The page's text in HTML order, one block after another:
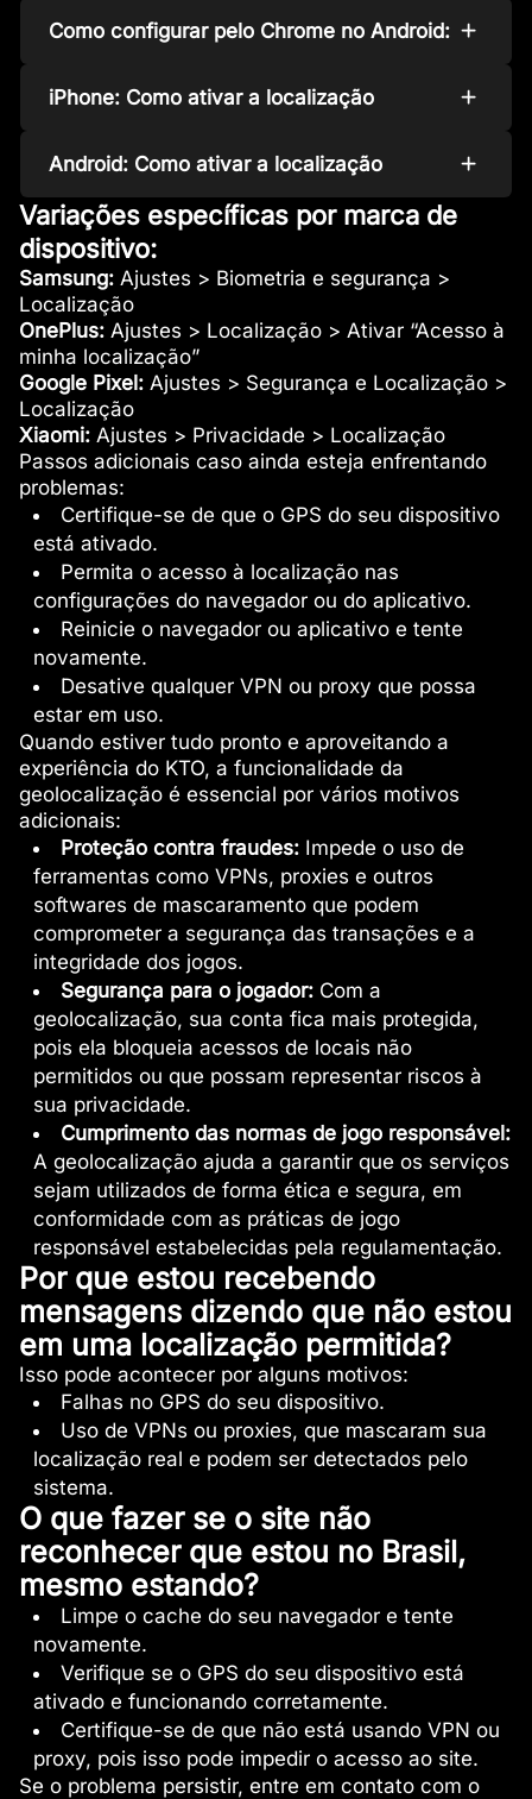
Como configurar pelo Chrome no Android:
iPhone: Como ativar a localização
Android: Como ativar a localização
Variações específicas por marca de
dispositivo:
Samsung:Ajustes > Biometria e segurança >
Localização
OnePlus:Ajustes > Localização > Ativar “Acesso à
minha localização”
Google Pixel:Ajustes > Segurança e Localização >
Localização
Xiaomi:Ajustes > Privacidade > Localização
Passos adicionais caso ainda esteja enfrentando
problemas:
Certifique-se de que o GPS do seu dispositivo
está ativado.
Permita o acesso à localização nas
configurações do navegador ou do aplicativo.
Reinicie o navegador ou aplicativo e tente
novamente.
Desative qualquer VPN ou proxy que possa
estar em uso.
Quando estiver tudo pronto e aproveitando a
experiência do KTO, a funcionalidade da
geolocalização é essencial por vários motivos
adicionais:
Proteção contra fraudes:Impede o uso de
ferramentas como VPNs, proxies e outros
softwares de mascaramento que podem
comprometer a segurança das transações e a
integridade dos jogos.
Segurança para o jogador: Com a
geolocalização, sua conta fica mais protegida,
pois ela bloqueia acessos de locais não
permitidos ou que possam representar riscos à
sua privacidade.
Cumprimento das normas de jogo responsável:
A geolocalização ajuda a garantir que os serviços
sejam utilizados de forma ética e segura, em
conformidade com as práticas de jogo
responsável estabelecidas pela regulamentação.
Por que estou recebendo
mensagens dizendo que não estou
em uma localização permitida?
Isso pode acontecer por alguns motivos:
Falhas no GPS do seu dispositivo.
Uso de VPNs ou proxies, que mascaram sua
localização real e podem ser detectados pelo
sistema.
O que fazer se o site não
reconhecer que estou no Brasil,
mesmo estando?
Limpe o cache do seu navegador e tente
novamente.
Verifique se o GPS do seu dispositivo está
ativado e funcionando corretamente.
Certifique-se de que não está usando VPN ou
proxy, pois isso pode impedir o acesso ao site.
Se o problema persistir, entre em contato com o